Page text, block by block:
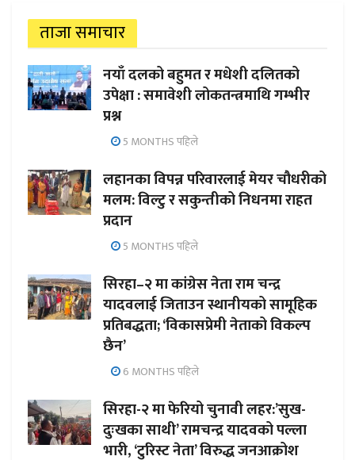
ताजा समाचार
नयाँ दलको बहुमत र मधेशी दलितको
उपेक्षा : समावेशी लोकतन्त्रमाथि गम्भीर
प्रश्न
5 MONTHS पहिले
लहानका विपन्न परिवारलाई मेयर चौधरीको
मलम: विल्टु र सकुन्तीको निधनमा राहत
प्रदान
5 MONTHS पहिले
सिरहा–२ मा कांग्रेस नेता राम चन्द्र
यादवलाई जिताउन स्थानीयको सामूहिक
प्रतिबद्धता; ‘विकासप्रेमी नेताको विकल्प
छैन’
6 MONTHS पहिले
सिरहा-२ मा फेरियो चुनावी लहर:’सुख-
दुःखका साथी’ रामचन्द्र यादवको पल्ला
भारी, ‘टुरिस्ट नेता’ विरुद्ध जनआक्रोश